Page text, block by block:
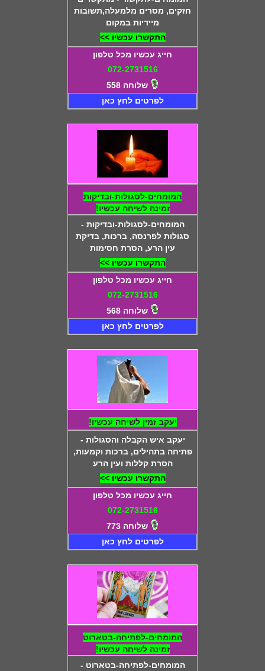
חזקים, מסרים מלמעלה,תשובות
מיידיות במקום
התקשרו עכשיו >>
חייג עכשיו מכל טלפון
072-2731516
שלוחה 558
לפרטים לחץ כאן
המומחים-לסגולות-ובדיקות
זמינה לשיחה עכשיו!
המומחים-לסגולות-ובדיקות -
סגולות לפרנסה, ברכות, בדיקת
עין הרע, הסרת חסימות
התקשרו עכשיו >>
חייג עכשיו מכל טלפון
072-2731516
שלוחה 568
לפרטים לחץ כאן
יעקב זמין לשיחה עכשיו!
יעקב איש הקבלה והסגולות -
פתיחה בתהילים, ברכות וקמעות,
הסרת קללות ועין הרע
התקשרו עכשיו >>
חייג עכשיו מכל טלפון
072-2731516
שלוחה 773
לפרטים לחץ כאן
המומחים-לפתיחה-בטארוט
זמינה לשיחה עכשיו!
המומחים-לפתיחה-בטארוט -